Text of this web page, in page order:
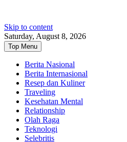
Skip to content
Saturday, August 8, 2026
Top Menu
Berita Nasional
Berita Internasional
Resep dan Kuliner
Traveling
Kesehatan Mental
Relationship
Olah Raga
Teknologi
Selebritis